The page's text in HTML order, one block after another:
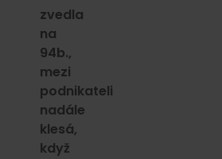
zvedla
na
94b.,
mezi
podnikateli
nadále
klesá,
když